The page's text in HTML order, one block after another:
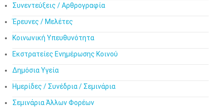
Συνεντεύξεις / Αρθρογραφία
Έρευνες / Μελέτες
Κοινωνική Υπευθυνότητα
Εκστρατείες Ενημέρωσης Κοινού
Δημόσια Υγεία
Ημερίδες / Συνέδρια / Σεμινάρια
Σεμινάρια Άλλων Φορέων